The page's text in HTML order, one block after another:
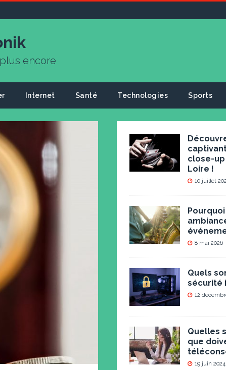
encore
Internet Santé Technologies Sports
close-up
Loire !
10 juillet
8 mai 2026
Quels
sécurité
12
Quelles
que
19 juin 2024